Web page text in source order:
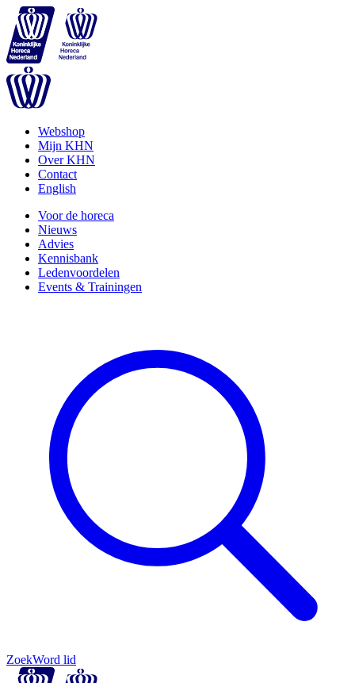
Webshop
Mijn KHN
Over KHN
Contact
English
Voor de horeca
Nieuws
Advies
Kennisbank
Ledenvoordelen
Events & Trainingen
ZoekWord lid